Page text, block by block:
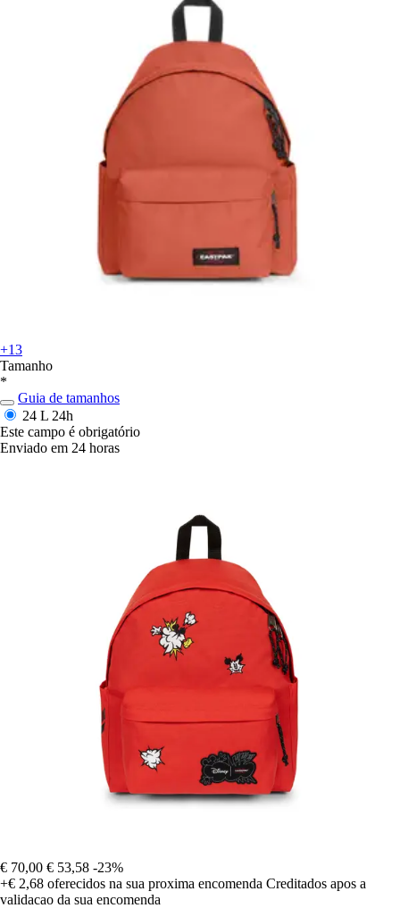
+13
Tamanho
*
Guia de tamanhos
24 L 24h
Este campo é obrigatório
Enviado em 24 horas
€ 70,00 € 53,58 -23%
+€ 2,68 oferecidos na sua proxima encomenda Creditados apos a
validacao da sua encomenda